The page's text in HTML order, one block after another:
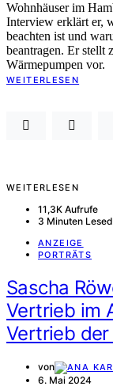
Wohnhäuser im
Interview erklärt er,
beachten ist und
beantragen. Er stellt
Wärmepumpen vor.
WEITERLESEN
WEITERLESEN
11,3K Aufrufe
3 Minuten
ANZEIGE
PORTRÄTS
Sascha
Vertrieb im
Vertrieb
von
6. Mai 2024